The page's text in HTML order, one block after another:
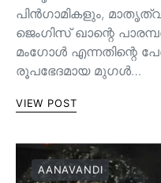
പിൻ‌ഗാമികളും,
ജെംഗിസ് ഖാന്റെ
മംഗോൾ എന്നതിന്റെ
രൂപഭേദമായ മുഗൾ…
VIEW POST
AANAVANDI